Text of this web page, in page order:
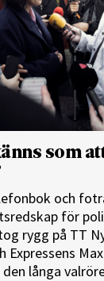
som
och
för
rygg på TT
Expressens
långa